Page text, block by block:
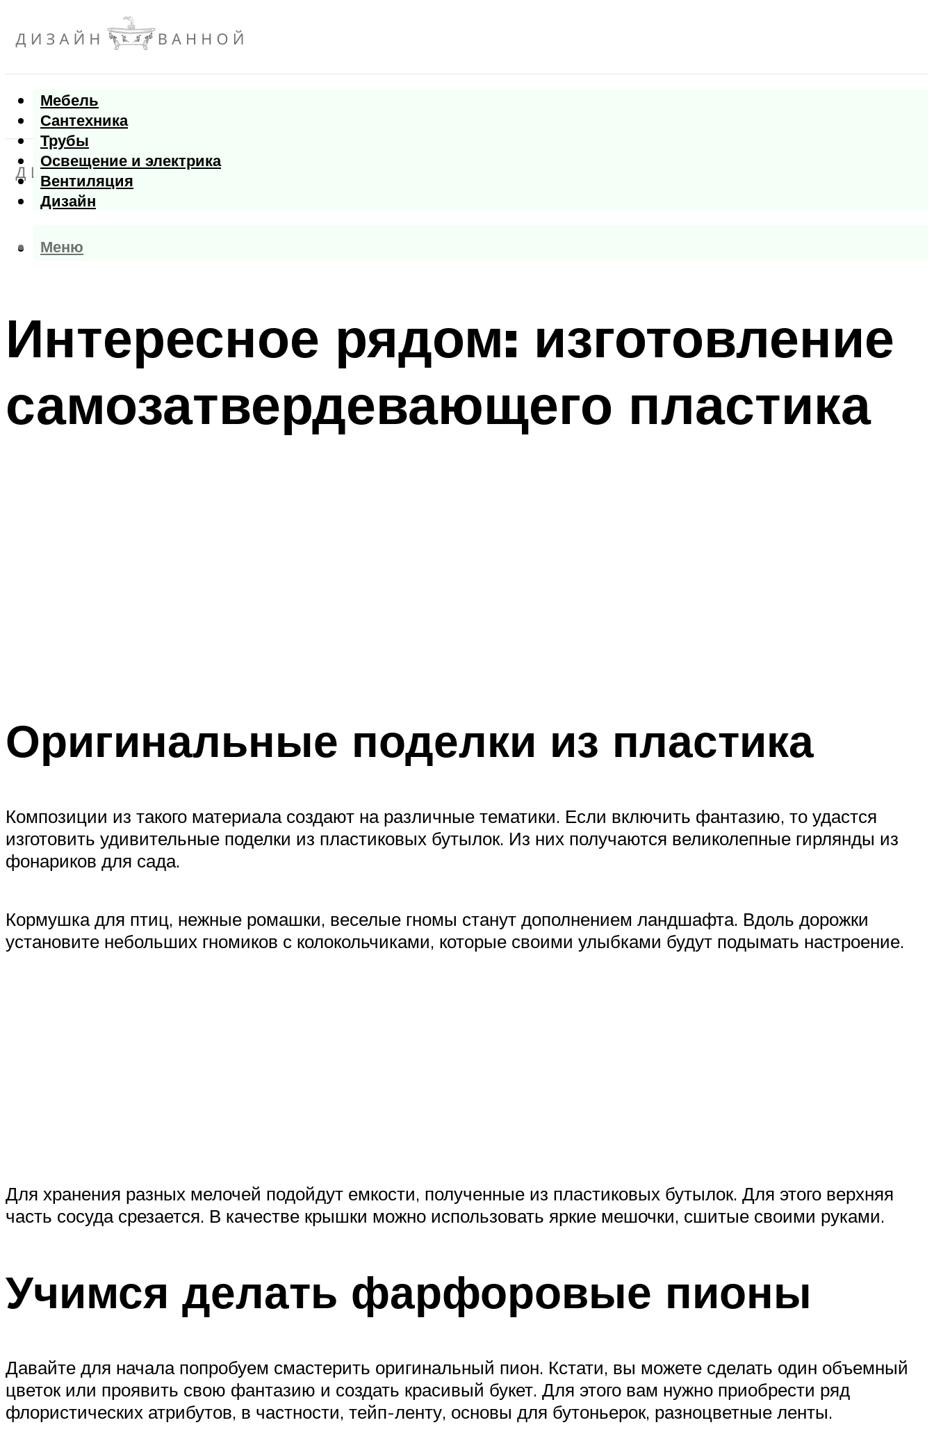
Мебель
Сантехника
Трубы
Освещение и электрика
Вентиляция
Дизайн
Меню
Меню
Интересное рядом: изготовление
самозатвердевающего пластика
Оригинальные поделки из пластика
Композиции из такого материала создают на различные тематики. Если включить фантазию, то удастся
изготовить удивительные поделки из пластиковых бутылок. Из них получаются великолепные гирлянды из
фонариков для сада.
Кормушка для птиц, нежные ромашки, веселые гномы станут дополнением ландшафта. Вдоль дорожки
установите небольших гномиков с колокольчиками, которые своими улыбками будут подымать настроение.
Для хранения разных мелочей подойдут емкости, полученные из пластиковых бутылок. Для этого верхняя
часть сосуда срезается. В качестве крышки можно использовать яркие мешочки, сшитые своими руками.
Учимся делать фарфоровые пионы
Давайте для начала попробуем смастерить оригинальный пион. Кстати, вы можете сделать один объемный
цветок или проявить свою фантазию и создать красивый букет. Для этого вам нужно приобрести ряд
флористических атрибутов, в частности, тейп-ленту, основы для бутоньерок, разноцветные ленты.